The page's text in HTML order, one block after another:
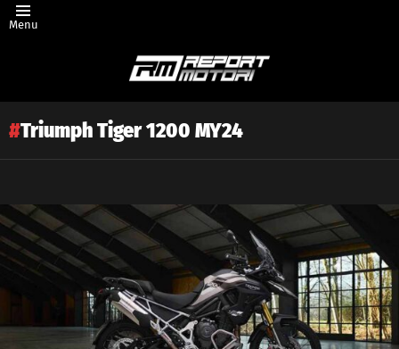
Menu
Triumph Tiger 1200 MY24
Latest
story